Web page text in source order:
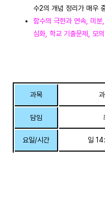
수2의 개념 정리가 매우
함수의 극한과 연속, 미분
심화, 학교 기출문제, 모
과목
담임
요일/시간 일